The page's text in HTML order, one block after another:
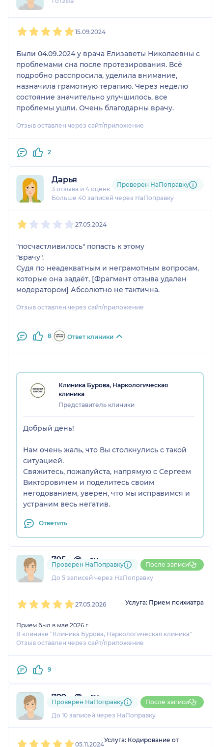
15.09.2024
Были 04.09.2024 у врача Елизаветы Николаевны с
проблемами сна после протезирования. Всё
подробно расспросила, уделила внимание,
назначила грамотную терапию. Через неделю
состояние значительно улучшилось, все
проблемы ушли. Очень благодарны врачу.
Отзыв оставлен через сайт/приложение
2
Дарья
3 отзыва и 4 оценки
Больше 40 записей через НаПоправку
Проверен НаПоправку
27.05.2024
"посчастливилось" попасть к этому
"врачу".
Судя по неадекватным и неграмотным вопросам,
которые она задаёт, [Фрагмент отзыва удален
модератором] Абсолютно не тактична.
Отзыв оставлен через сайт/приложение
8 Ответ клиники
Клиника Бурова, Наркологическая
клиника
Представитель клиники
Добрый день!
Нам очень жаль, что Вы столкнулись с такой
ситуацией.
Свяжитесь, пожалуйста, напрямую с Сергеем
Викторовичем и поделитесь своим
негодованием, уверен, что мы исправимся и
устраним весь негатив.
Ответить
795....@....ru
1 оценка
До 5 записей через НаПоправку
Проверен НаПоправку После записи
27.05.2026 Услуга: Прием психиатра
Прием был в мае 2026 г.
В клинике "Клиника Бурова, Наркологическая клиника"
Отзыв оставлен через сайт/приложение
9
799....@....ru
1 оценка
До 10 записей через НаПоправку
Проверен НаПоправку После записи
05.11.2024
Услуга: Кодирование от